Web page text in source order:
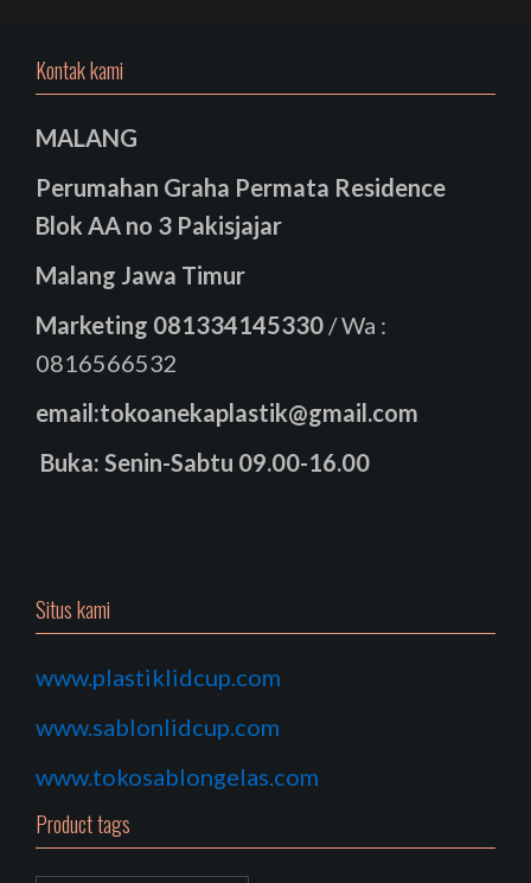
Kontak kami
MALANG
Perumahan Graha Permata Residence
Blok AA no 3 Pakisjajar
Malang Jawa Timur
Marketing 081334145330 / Wa :
0816566532
email:tokoanekaplastik@gmail.com
Buka: Senin-Sabtu 09.00-16.00
Situs kami
www.plastiklidcup.com
www.sablonlidcup.com
www.tokosablongelas.com
Product tags